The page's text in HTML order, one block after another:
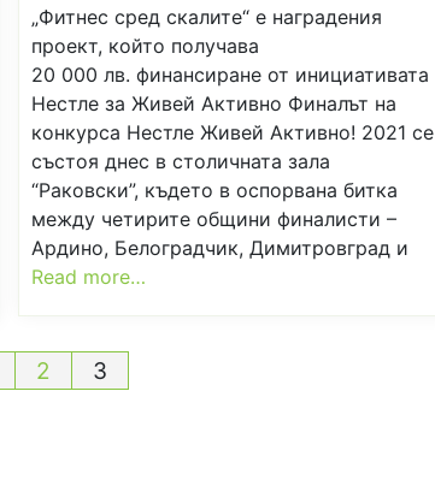
„Фитнес сред скалите“ е наградения
проект, който получава
20 000 лв. финансиране от инициативата
Нестле за Живей Активно Финалът на
конкурса Нестле Живей Активно! 2021 се
състоя днес в столичната зала
“Раковски”, където в оспорвана битка
между четирите общини финалисти –
Ардино, Белоградчик, Димитровград и
Read more…
2 3